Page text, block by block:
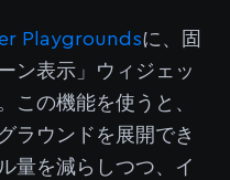
Playgroundsに、固
ン表示」ウィジェッ
この機能を使うと、
ラウンドを展開でき
量を減らしつつ、イ